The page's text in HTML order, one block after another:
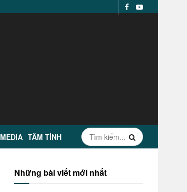
MEDIA TÂM TÌNH
Những bài viết mới nhất